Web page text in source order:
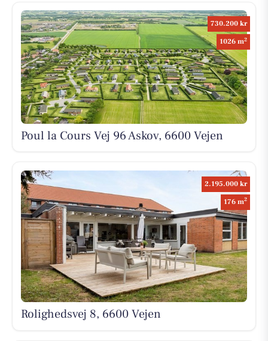
730.200 kr
1026 m2
Poul la Cours Vej 96 Askov, 6600 Vejen
2.195.000 kr
176 m2
Rolighedsvej 8, 6600 Vejen